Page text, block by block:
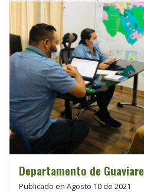
Departamento de Guaviare
Publicado en Agosto 10 de 2021